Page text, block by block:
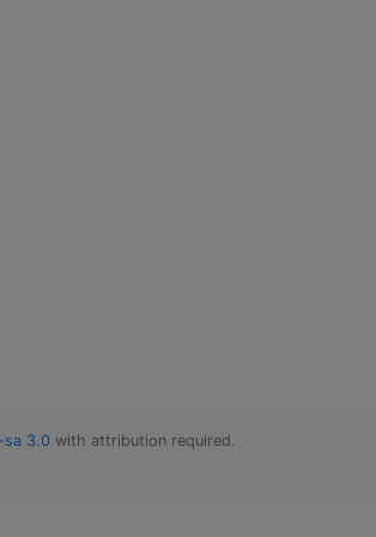
sa 3.0 with attribution required.